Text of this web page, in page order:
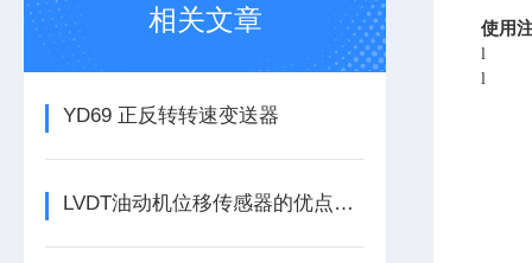
相关文章
YD69 正反转转速变送器
LVDT油动机位移传感器的优点分别有这几点
使用
l
l